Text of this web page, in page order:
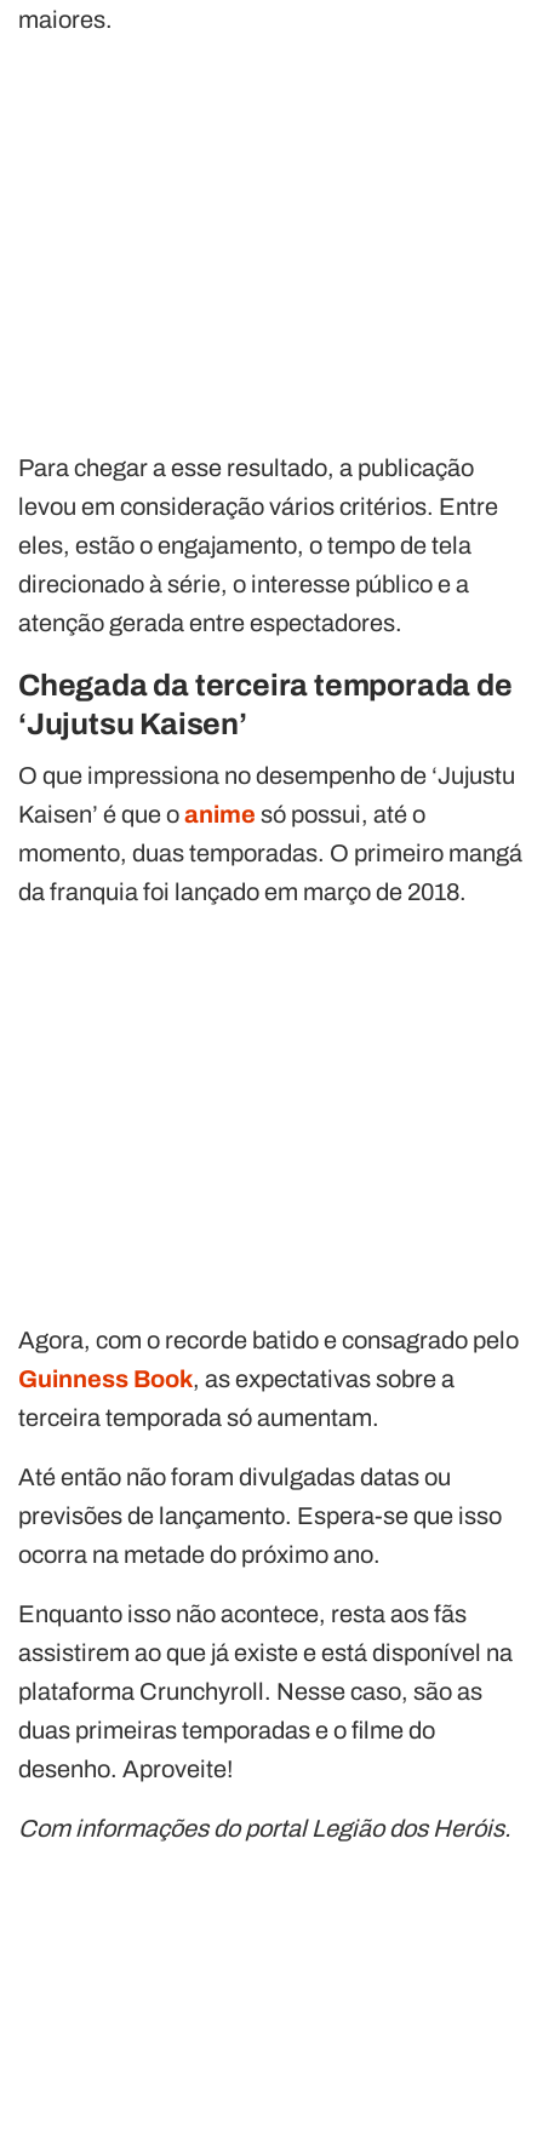
maiores.
Para chegar a esse resultado, a publicação
levou em consideração vários critérios. Entre
eles, estão o engajamento, o tempo de tela
direcionado à série, o interesse público e a
atenção gerada entre espectadores.
Chegada da terceira temporada de
‘Jujutsu Kaisen’
O que impressiona no desempenho de ‘Jujustu
Kaisen’ é que oanime só possui, até o
momento, duas temporadas. O primeiro mangá
da franquia foi lançado em março de 2018.
Agora, com o recorde batido e consagrado pelo
Guinness Book, as expectativas sobre a
terceira temporada só aumentam.
Até então não foram divulgadas datas ou
previsões de lançamento. Espera-se que isso
ocorra na metade do próximo ano.
Enquanto isso não acontece, resta aos fãs
assistirem ao que já existe e está disponível na
plataforma Crunchyroll. Nesse caso, são as
duas primeiras temporadas e o filme do
desenho. Aproveite!
Com informações do portal Legião dos Heróis.